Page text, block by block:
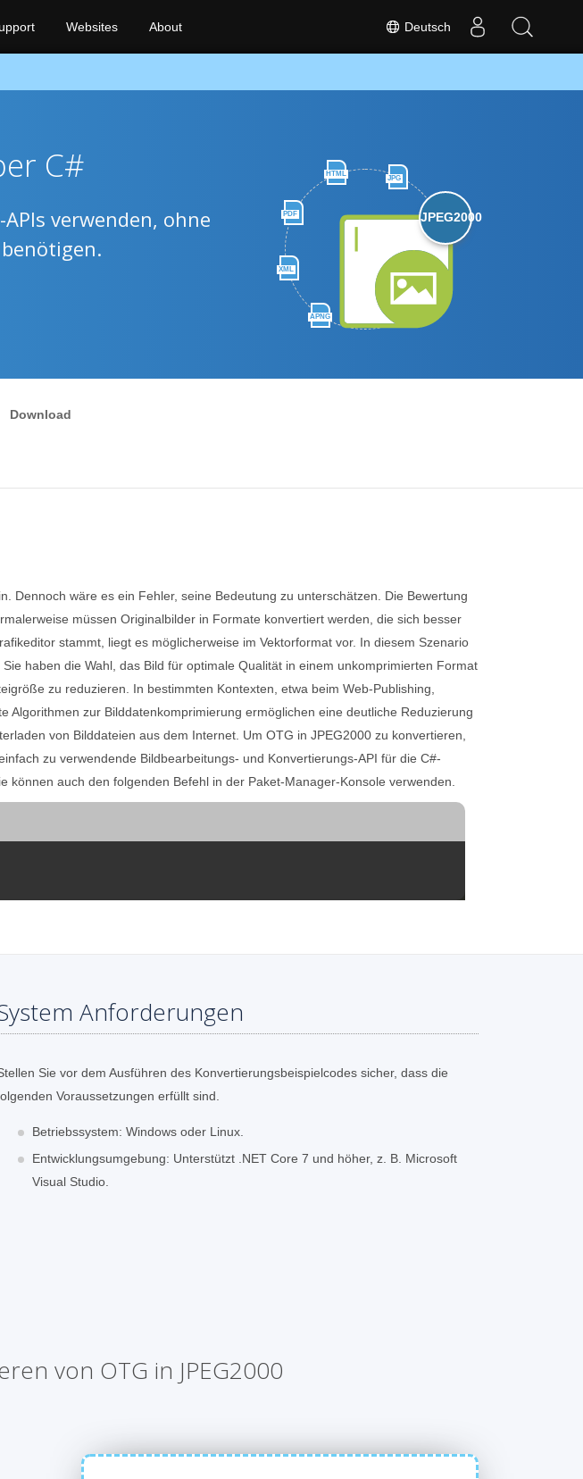
Deutsch
Websites About
HTML
JPG
PDF
XML
APNG
JPEG2000
C#
verwenden, ohne
Download
Dennoch wäre es ein Fehler, seine Bedeutung zu unterschätzen. Die Bewertung
müssen Originalbilder in Formate konvertiert werden, die sich besser
stammt, liegt es möglicherweise im Vektorformat vor. In diesem Szenario
haben die Wahl, das Bild für optimale Qualität in einem unkomprimierten Format
zu reduzieren. In bestimmten Kontexten, etwa beim Web-Publishing,
zur Bilddatenkomprimierung ermöglichen eine deutliche Reduzierung
von Bilddateien aus dem Internet. Um OTG in JPEG2000 zu konvertieren,
zu verwendende Bildbearbeitungs- und Konvertierungs-API für die C#-
können auch den folgenden Befehl in der Paket-Manager-Konsole verwenden.
Anforderungen
Sie vor dem Ausführen des Konvertierungsbeispielcodes sicher, dass die
Voraussetzungen erfüllt sind.
Betriebssystem: Windows oder Linux.
Entwicklungsumgebung: Unterstützt .NET Core 7 und höher, z. B. Microsoft
Visual Studio.
von OTG in JPEG2000